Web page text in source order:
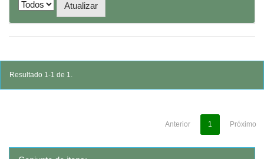
Resultado 1-1 de 1.
Anterior 1 Próximo